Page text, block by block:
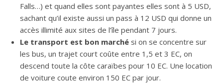
Falls…) et quand elles sont payantes elles sont à 5 USD,
sachant qu’il existe aussi un pass à 12 USD qui donne un
accès illimité aux sites de l’île pendant 7 jours.
Le transport est bon marché si on se concentre sur
les bus, un trajet court coûte entre 1,5 et 3 EC, on
descend toute la côte caraïbes pour 10 EC. Une location
de voiture coute environ 150 EC par jour.